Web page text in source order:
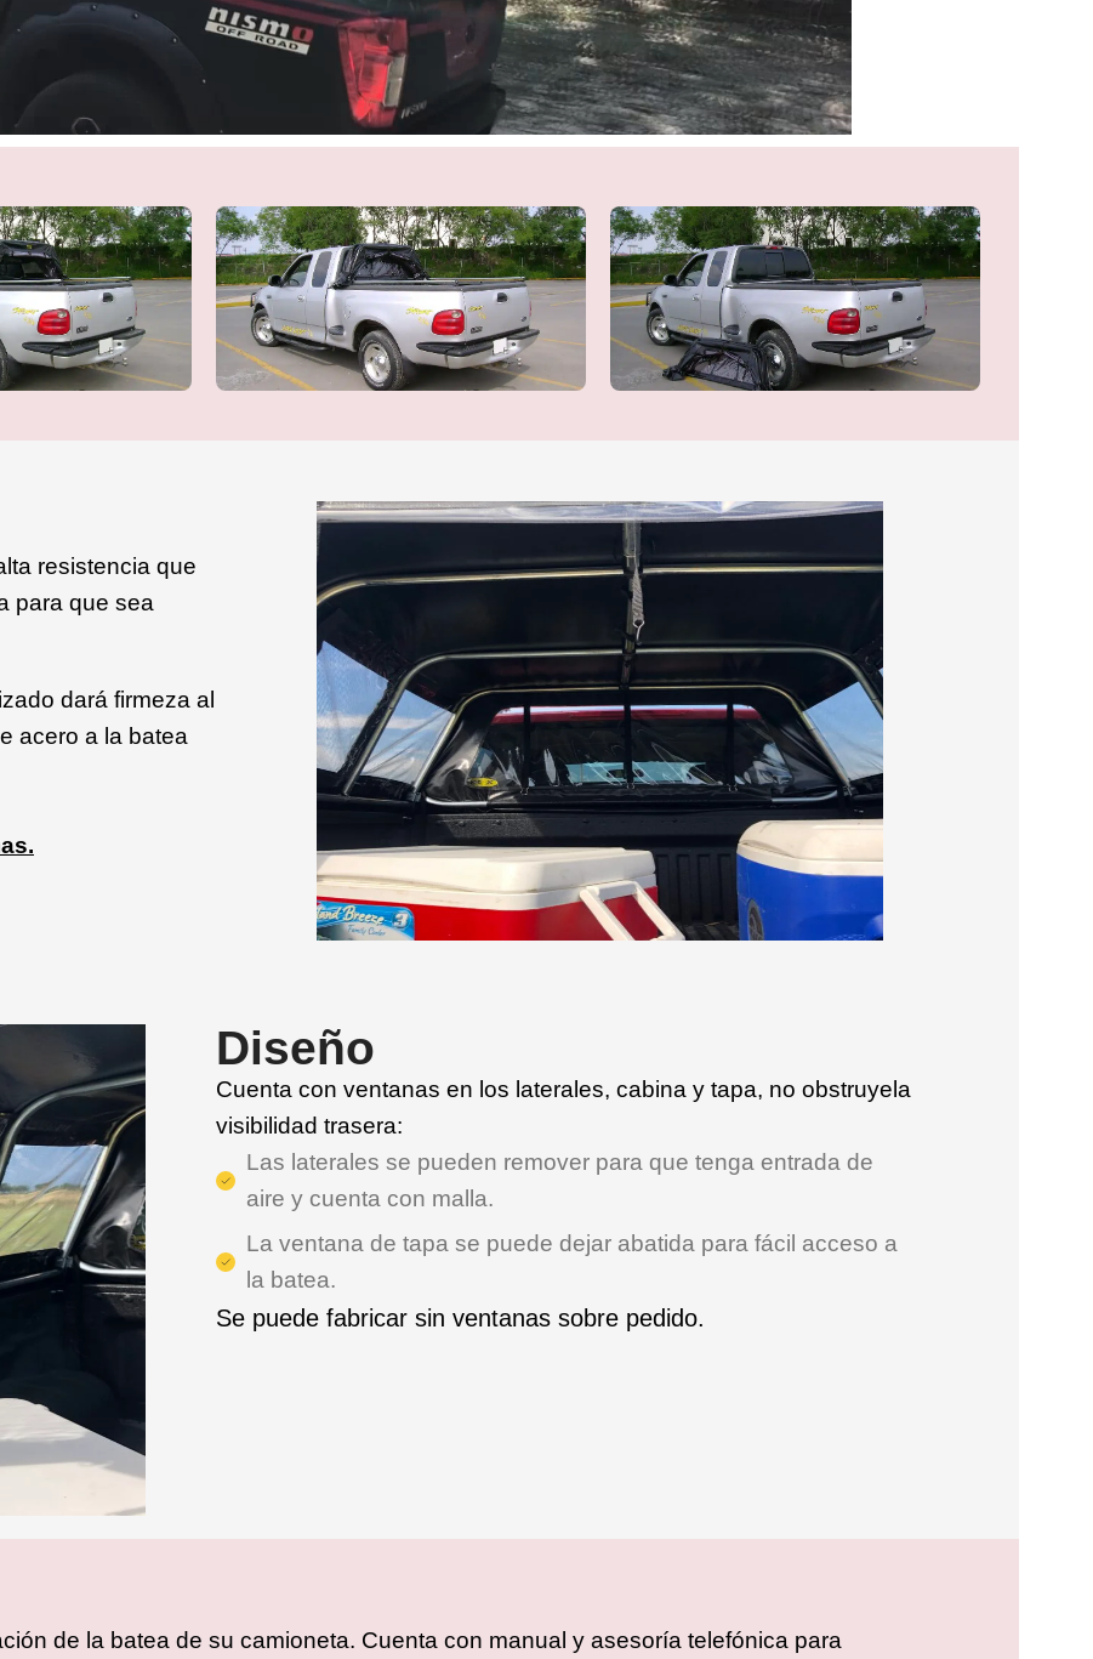
resistencia que
para que sea
dará firmeza al
acero a la batea
Diseño
Cuenta con ventanas en los laterales, cabina y tapa, no obstruyela
visibilidad trasera:
Las laterales se pueden remover para que tenga entrada de
aire y cuenta con malla.
La ventana de tapa se puede dejar abatida para fácil acceso a
la batea.
Se puede fabricar sin ventanas sobre pedido.
de la batea de su camioneta. Cuenta con manual y asesoría telefónica para